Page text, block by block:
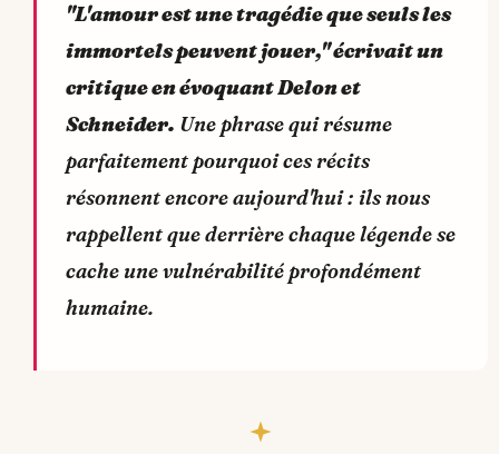
"L'amour est une tragédie que seuls les
immortels peuvent jouer," écrivait un
critique en évoquant Delon et
Schneider. Une phrase qui résume
parfaitement pourquoi ces récits
résonnent encore aujourd'hui : ils nous
rappellent que derrière chaque légende se
cache une vulnérabilité profondément
humaine.